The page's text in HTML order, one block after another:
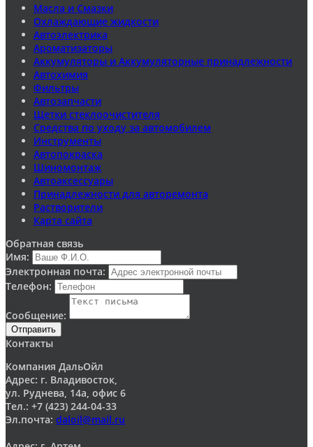
Масла и Смазки
Охлаждающие жидкости
Автоэлектрика
Ароматизаторы
Аккумуляторы и Аккумуляторные принадлежности
Автохимия
Фильтры
Автозапчасти
Щетки стеклоочистителя
Средства по уходу за автомобилем
Инструменты
Автопокраска
Шиномонтаж
Автоаксессуары
Принадлежности для авторемонта
Растворители
Карта сайта
Обратная связь
Имя:
Электронная почта:
Телефон:
Сообщение:
Отправить
Контакты
Компания ДальОйл
Адрес: г. Владивосток,
ул. Руднева, 14а, офис 6
Тел.: +7 (423) 244-04-33
Эл.почта: daloil@mail.ru